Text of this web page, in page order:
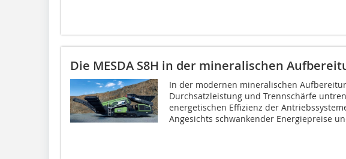
Die MESDA S8H in der mineralischen
In der modernen mineralischen
Durchsatzleistung und Trennschärfe
energetischen Effizienz der
Angesichts schwankender Energiepreise